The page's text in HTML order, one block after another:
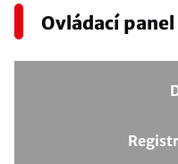
Ovládací panel